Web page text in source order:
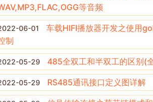
等音频
06-01
车载HIFI播放器开发之使用
制
05-29 485全双工和半双工的区别(
05-29 RS485通讯接口定义图详解